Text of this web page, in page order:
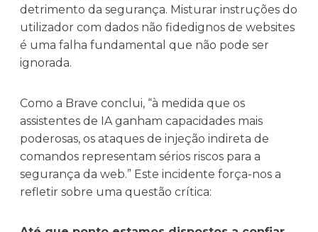
detrimento da segurança. Misturar instruções do
utilizador com dados não fidedignos de websites
é uma falha fundamental que não pode ser
ignorada.
Como a Brave conclui, “à medida que os
assistentes de IA ganham capacidades mais
poderosas, os ataques de injeção indireta de
comandos representam sérios riscos para a
segurança da web.” Este incidente força-nos a
refletir sobre uma questão crítica: